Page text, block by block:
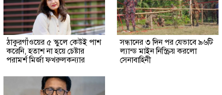
ঠাকুরগাঁওয়ের ৫ স্কুলে কেউই পাশ
করেনি, হতাশ না হয়ে চেষ্টার
পরামর্শ মির্জা ফখরুলকন্যার
সন্ধানের ৩ দিন পর যেভাবে ৯৬টি
ল্যান্ড মাইন নিস্ক্রিয় করলো
সেনাবাহিনী